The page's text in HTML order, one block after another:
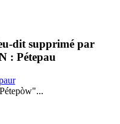
dit supprimé par
: Pétepau